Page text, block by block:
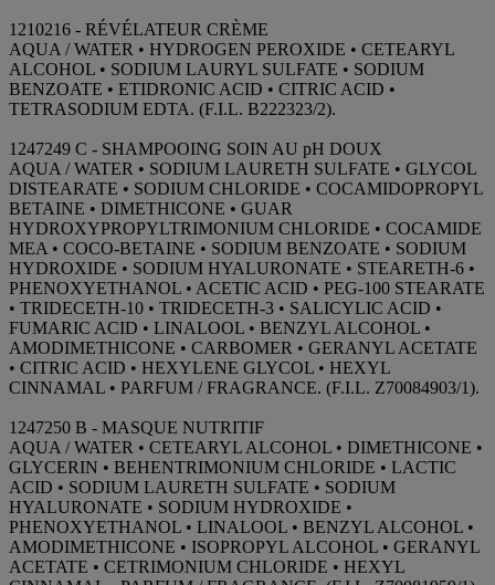
1210216 - RÉVÉLATEUR CRÈME
AQUA / WATER • HYDROGEN PEROXIDE • CETEARYL
ALCOHOL • SODIUM LAURYL SULFATE • SODIUM
BENZOATE • ETIDRONIC ACID • CITRIC ACID •
TETRASODIUM EDTA. (F.I.L. B222323/2).
1247249 C - SHAMPOOING SOIN AU pH DOUX
AQUA / WATER • SODIUM LAURETH SULFATE • GLYCOL
DISTEARATE • SODIUM CHLORIDE • COCAMIDOPROPYL
BETAINE • DIMETHICONE • GUAR
HYDROXYPROPYLTRIMONIUM CHLORIDE • COCAMIDE
MEA • COCO-BETAINE • SODIUM BENZOATE • SODIUM
HYDROXIDE • SODIUM HYALURONATE • STEARETH-6 •
PHENOXYETHANOL • ACETIC ACID • PEG-100 STEARATE
• TRIDECETH-10 • TRIDECETH-3 • SALICYLIC ACID •
FUMARIC ACID • LINALOOL • BENZYL ALCOHOL •
AMODIMETHICONE • CARBOMER • GERANYL ACETATE
• CITRIC ACID • HEXYLENE GLYCOL • HEXYL
CINNAMAL • PARFUM / FRAGRANCE. (F.I.L. Z70084903/1).
1247250 B - MASQUE NUTRITIF
AQUA / WATER • CETEARYL ALCOHOL • DIMETHICONE •
GLYCERIN • BEHENTRIMONIUM CHLORIDE • LACTIC
ACID • SODIUM LAURETH SULFATE • SODIUM
HYALURONATE • SODIUM HYDROXIDE •
PHENOXYETHANOL • LINALOOL • BENZYL ALCOHOL •
AMODIMETHICONE • ISOPROPYL ALCOHOL • GERANYL
ACETATE • CETRIMONIUM CHLORIDE • HEXYL